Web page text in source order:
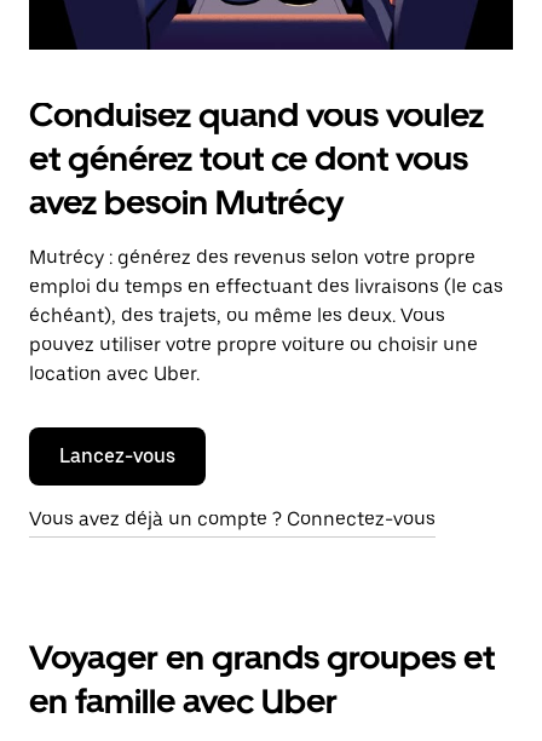
Conduisez quand vous voulez
et générez tout ce dont vous
avez besoin Mutrécy
Mutrécy : générez des revenus selon votre propre
emploi du temps en effectuant des livraisons (le cas
échéant), des trajets, ou même les deux. Vous
pouvez utiliser votre propre voiture ou choisir une
location avec Uber.
Lancez-vous
Vous avez déjà un compte ? Connectez-vous
Voyager en grands groupes et
en famille avec Uber